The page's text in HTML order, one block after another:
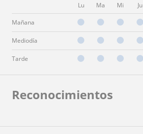
Lu Ma Mi Ju
Mañana
Mediodía
Tarde
Reconocimientos